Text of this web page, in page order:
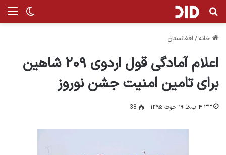
تغییر جستجو برای
خانه/ افغانستان
اعلام آمادگی قول اردوی ۲۰۹ شاهین
برای تامین امنیت جشن نوروز
۴:۳۳ ب.ظ ۱۹ حوت ۱۳۹۵ 38